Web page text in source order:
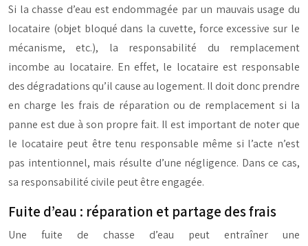
Si la chasse d’eau est endommagée par un mauvais usage du
locataire (objet bloqué dans la cuvette, force excessive sur le
mécanisme, etc.), la responsabilité du remplacement
incombe au locataire. En effet, le locataire est responsable
des dégradations qu’il cause au logement. Il doit donc prendre
en charge les frais de réparation ou de remplacement si la
panne est due à son propre fait. Il est important de noter que
le locataire peut être tenu responsable même si l’acte n’est
pas intentionnel, mais résulte d’une négligence. Dans ce cas,
sa responsabilité civile peut être engagée.
Fuite d’eau : réparation et partage des frais
Une fuite de chasse d’eau peut entraîner une